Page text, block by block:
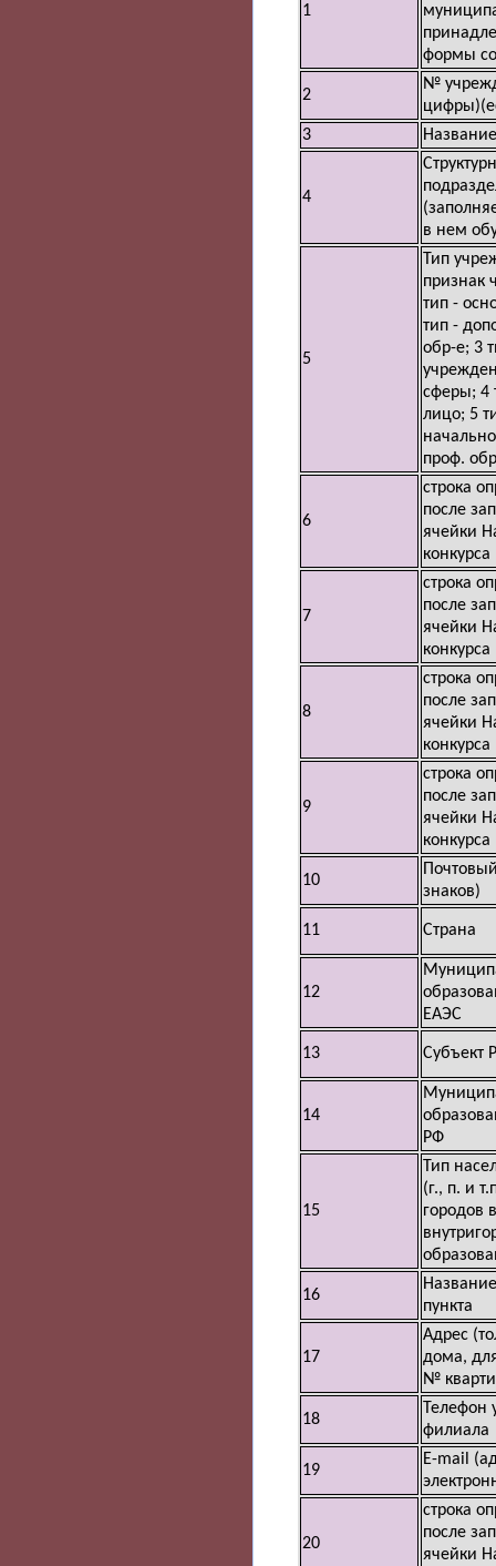
1
формы
2
№
3
4
в нем
5
Тип
признак
тип -
тип -
обр-е; 3
сферы; 4
лицо; 5
проф.
6
строка
после
ячейки
конкурса
7
строка
после
ячейки
конкурса
8
строка
после
ячейки
конкурса
9
строка
после
ячейки
конкурса
10
знаков)
11 Страна
12
ЕАЭС
13 Субъект
14
РФ
15
Тип
(г., п. и
городов
16
пункта
17
Адрес
дома,
№
18
Телефон
филиала
19
E-mail
20
строка
после
ячейки